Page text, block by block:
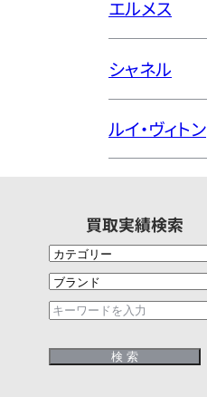
エルメス
シャネル
ルイ・ヴィトン
買取実績検索